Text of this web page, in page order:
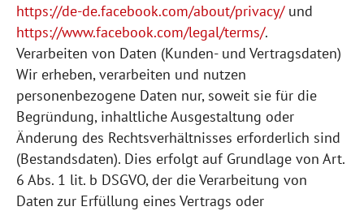
https://de-de.facebook.com/about/privacy/und
https://www.facebook.com/legal/terms/.
Verarbeiten von Daten (Kunden- und Vertragsdaten)
Wir erheben, verarbeiten und nutzen
personenbezogene Daten nur, soweit sie für die
Begründung, inhaltliche Ausgestaltung oder
Änderung des Rechtsverhältnisses erforderlich sind
(Bestandsdaten). Dies erfolgt auf Grundlage von Art.
6 Abs. 1 lit. b DSGVO, der die Verarbeitung von
Daten zur Erfüllung eines Vertrags oder